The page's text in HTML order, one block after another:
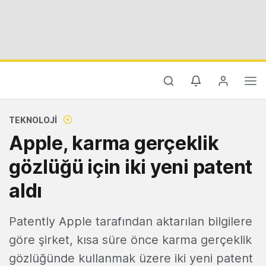
TEKNOLOJI
Apple, karma gerçeklik
gözlüğü için iki yeni patent
aldı
Patently Apple tarafından aktarılan bilgilere
göre şirket, kısa süre önce karma gerçeklik
gözlüğünde kullanmak üzere iki yeni patent